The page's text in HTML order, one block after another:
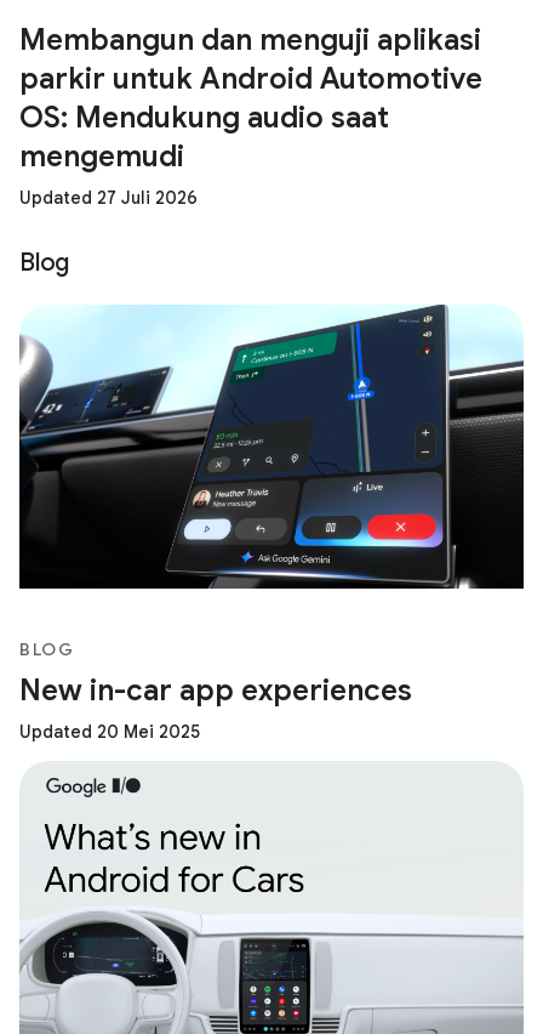
Membangun dan menguji aplikasi
parkir untuk Android Automotive
OS: Mendukung audio saat
mengemudi
Updated 27 Juli 2026
Blog
BLOG
New in-car app experiences
Updated 20 Mei 2025